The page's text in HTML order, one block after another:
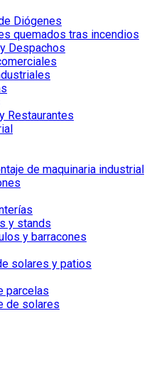
Diógenes
quemados tras incendios
Despachos
Restaurantes
de maquinaria industrial
y stands
y barracones
solares y patios
parcelas
de solares